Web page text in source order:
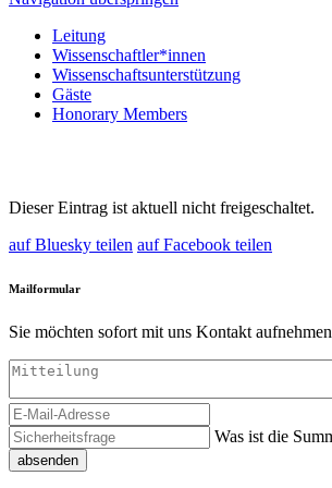
Leitung
Wissenschaftler*innen
Wissenschaftsunterstützung
Gäste
Honorary Members
Dieser Eintrag ist aktuell nicht freigeschaltet.
auf Bluesky teilen auf Facebook teilen
Mailformular
Sie möchten sofort mit uns Kontakt
Was ist die
absenden